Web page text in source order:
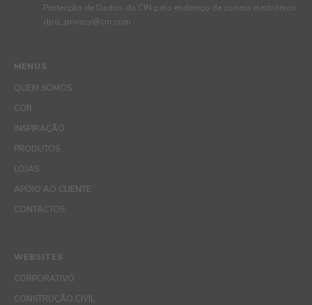
MENUS
QUEM SOMOS
COR
INSPIRAÇÃO
PRODUTOS
LOJAS
APOIO AO CLIENTE
CONTACTOS
Protecção de Dados da CIN pelo endereço de correio electrónico
dpo_privacy@cin.com
WEBSITES
CORPORATIVO
CONSTRUÇÃO CIVIL